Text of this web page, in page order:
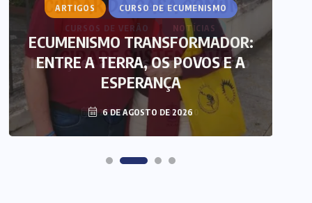
ARTIGOS CURSO DE ECUMENISMO
ECUMENISMO TRANSFORMADOR:
ENTRE A TERRA, OS POVOS E A
ESPERANÇA
6 DE AGOSTO DE 2026